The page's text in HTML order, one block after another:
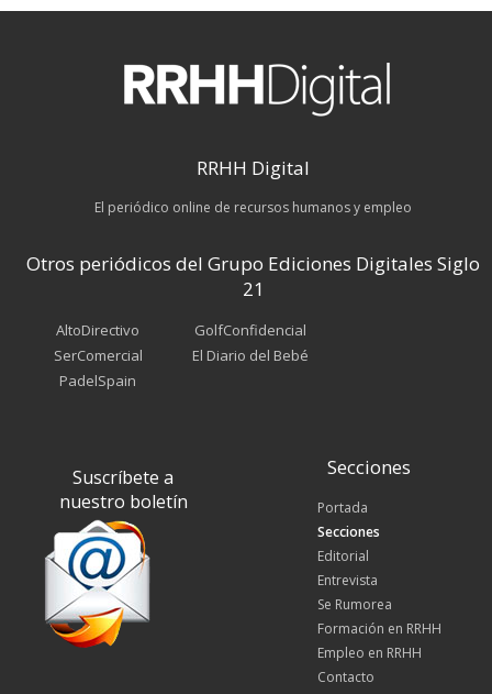
RRHH Digital
El periódico online de recursos humanos y empleo
Otros periódicos del Grupo Ediciones Digitales Siglo
21
AltoDirectivo
SerComercial
PadelSpain
GolfConfidencial
El Diario del Bebé
Suscríbete a
nuestro boletín
Secciones
Portada
Secciones
Editorial
Entrevista
Se Rumorea
Formación en RRHH
Empleo en RRHH
Contacto